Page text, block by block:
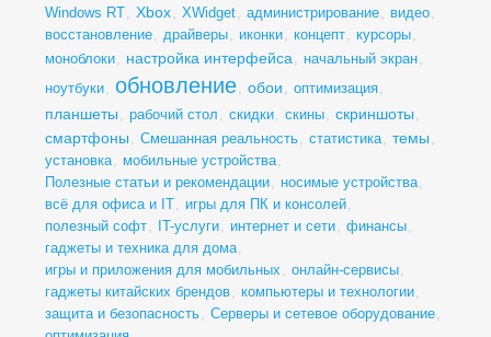
Windows RT, Xbox, XWidget, администрирование, видео,
восстановление, драйверы, иконки, концепт, курсоры,
моноблоки, настройка интерфейса , начальный экран,
ноутбуки, обновление, обои , оптимизация,
планшеты , рабочий стол , скидки, скины, скриншоты ,
смартфоны , Смешанная реальность, статистика, темы ,
установка, мобильные устройства,
Полезные статьи и рекомендации, носимые устройства,
всё для офиса и IT, игры для ПК и консолей,
полезный софт, IT-услуги, интернет и сети, финансы,
гаджеты и техника для дома,
игры и приложения для мобильных , онлайн-сервисы,
гаджеты китайских брендов, компьютеры и технологии,
защита и безопасность, Серверы и сетевое оборудование,